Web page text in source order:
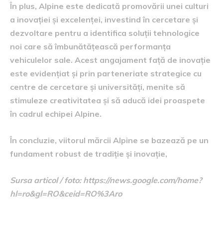
În plus, Alpine este dedicată promovării unei culturi
a inovației și excelenței, investind în cercetare și
dezvoltare pentru a identifica soluții tehnologice
noi care să îmbunătățească performanța
vehiculelor sale. Acest angajament față de inovație
este evidențiat și prin parteneriate strategice cu
centre de cercetare și universități, menite să
stimuleze creativitatea și să aducă idei proaspete
în cadrul echipei Alpine.
În concluzie, viitorul mărcii Alpine se bazează pe un
fundament robust de tradiție și inovație,
Sursa articol / foto: https://news.google.com/home?
hl=ro&gl=RO&ceid=RO%3Aro